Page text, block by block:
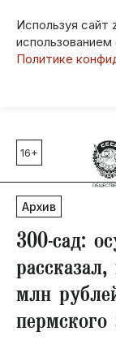
Используя сайт
Политике
Главные темы
80 лет Победы
Молодежная
СВО
Социальная
16+
Архив
300-сад:
млн
пермского